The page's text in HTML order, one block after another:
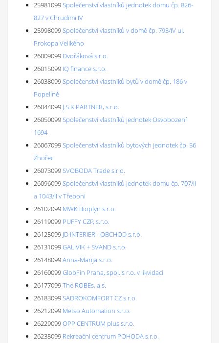
25981099Společenství vlastníků jednotek domu čp. 826-
827 v Chrudimi IV
25998099Společenství vlastníků v domě čp. 793/IV ul.
Prokopa Velikého
26009099 Dvořáková s.r.o.
26015099 IQ finance s.r.o.
26038099Společenství vlastníků bytů v domě čp. 186 v
Popelíně
26044099 J.S.K.PARTNER, s.r.o.
26050099Společenství vlastníků jednotek Osvobození
1694
26067099Společenství vlastníků bytových jednotek čp. 56
Zhořec
26073099SVOBODA Trade s.r.o.
26096099Společenství vlastníků jednotek domu čp. 707/II
a 1043/II v Třeboni
26102099 MWK Bioplyn s.r.o.
26119099 PUFFY CZP, s.r.o.
26125099 JD INTERIER - OBCHOD s.r.o.
26131099GALIVIK + SVAND s.r.o.
26148099Anna-Marija s.r.o.
26160099GlobFin Praha, spol. s r.o. v likvidaci
26177099The ROBEs, a.s.
26183099SADROKOMFORT CZ s.r.o.
26212099 Metso Automation s.r.o.
26229099OPP CENTRUM plus s.r.o.
26235099 Rekreační centrum POHODA s.r.o.